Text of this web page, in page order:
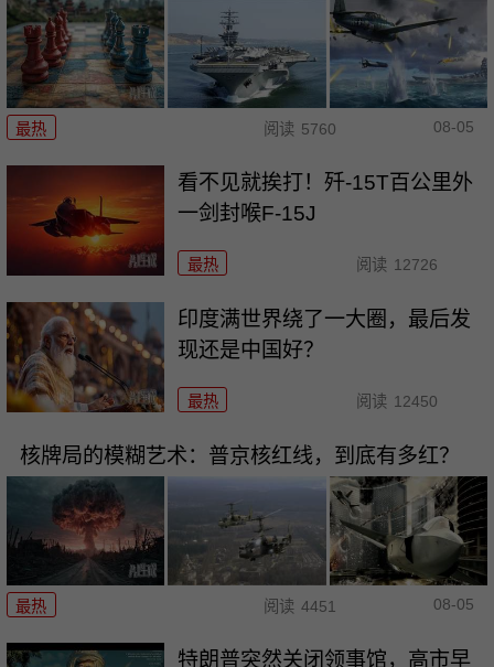
最热 阅读 5760 08-05
看不见就挨打！歼-15T百公里外
一剑封喉F-15J
最热 阅读 12726
印度满世界绕了一大圈，最后发
现还是中国好？
最热 阅读 12450
核牌局的模糊艺术：普京核红线，到底有多红？
最热 阅读 4451 08-05
特朗普突然关闭领事馆，高市早